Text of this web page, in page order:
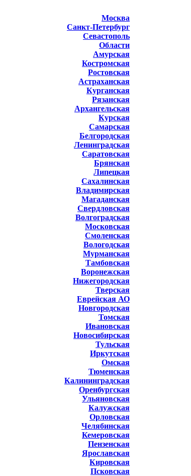
Москва
Санкт-Петербург
Севастополь
Области
Амурская
Костромская
Ростовская
Астраханская
Курганская
Рязанская
Архангельская
Курская
Самарская
Белгородская
Ленинградская
Саратовская
Брянская
Липецкая
Сахалинская
Владимирская
Магаданская
Свердловская
Волгоградская
Московская
Смоленская
Вологодская
Мурманская
Тамбовская
Воронежская
Нижегородская
Тверская
Еврейская АО
Новгородская
Томская
Ивановская
Новосибирская
Тульская
Иркутская
Омская
Тюменская
Калининградская
Оренбургская
Ульяновская
Калужская
Орловская
Челябинская
Кемеровская
Пензенская
Ярославская
Кировская
Псковская